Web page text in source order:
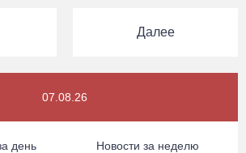
Далее
07.08.26
день Новости за неделю